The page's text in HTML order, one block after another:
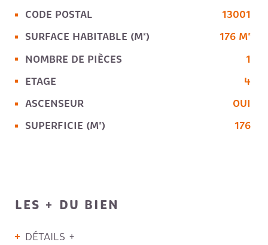
CODE POSTAL
13001
SURFACE HABITABLE (M²)
176 M²
NOMBRE DE PIÈCES
1
ETAGE
4
ASCENSEUR
OUI
SUPERFICIE (M²)
176
LES + DU BIEN
DÉTAILS +